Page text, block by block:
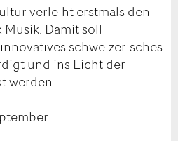
verleiht erstmals den
Damit soll
schweizerisches
und ins Licht der
werden.